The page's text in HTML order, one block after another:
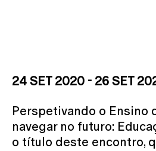
24 SET 2020 - 26 SET
Perspetivando o Ensino
navegar no futuro:
o título deste encontro,